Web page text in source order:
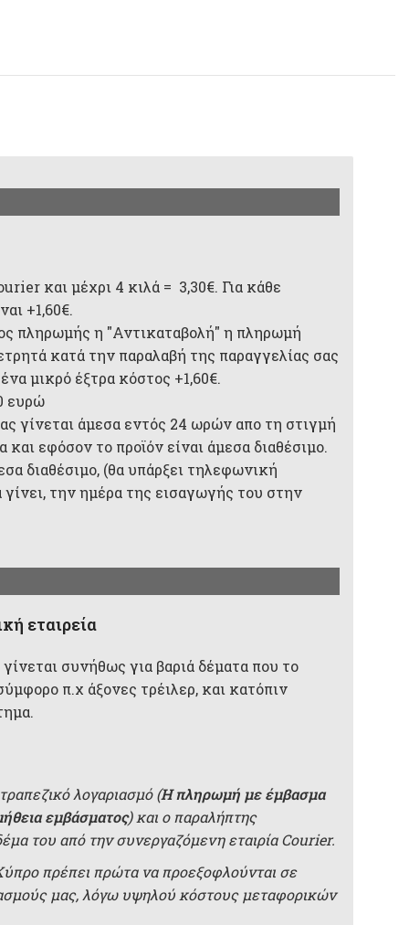
και μέχρι 4 κιλά = 3,30€. Για κάθε
+1,60€.
πληρωμής η "Αντικαταβολή" η πληρωμή
κατά την παραλαβή της παραγγελίας σας
μικρό έξτρα κόστος +1,60€.
ευρώ
γίνεται άμεσα εντός 24 ωρών απο τη στιγμή
εφόσον το προϊόν είναι άμεσα διαθέσιμο.
διαθέσιμο, (θα υπάρξει τηλεφωνική
την ημέρα της εισαγωγής του στην
εταιρεία
συνήθως για βαριά δέματα που το
π.χ άξονες τρέιλερ, και κατόπιν
λογαριασμό (Η πληρωμή με έμβασμα
εμβάσματος) και ο παραλήπτης
του από την συνεργαζόμενη εταιρία Courier.
πρέπει πρώτα να προεξοφλούνται σε
μας, λόγω υψηλού κόστους μεταφορικών